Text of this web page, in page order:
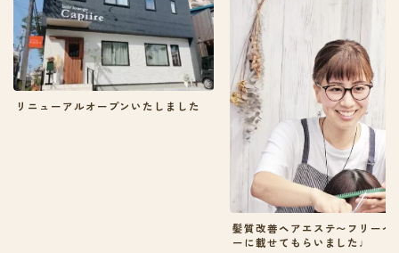
リニューアルオープンいたしました
髪質改善ヘアエステ〜フリーペ
ーに載せてもらいました♩